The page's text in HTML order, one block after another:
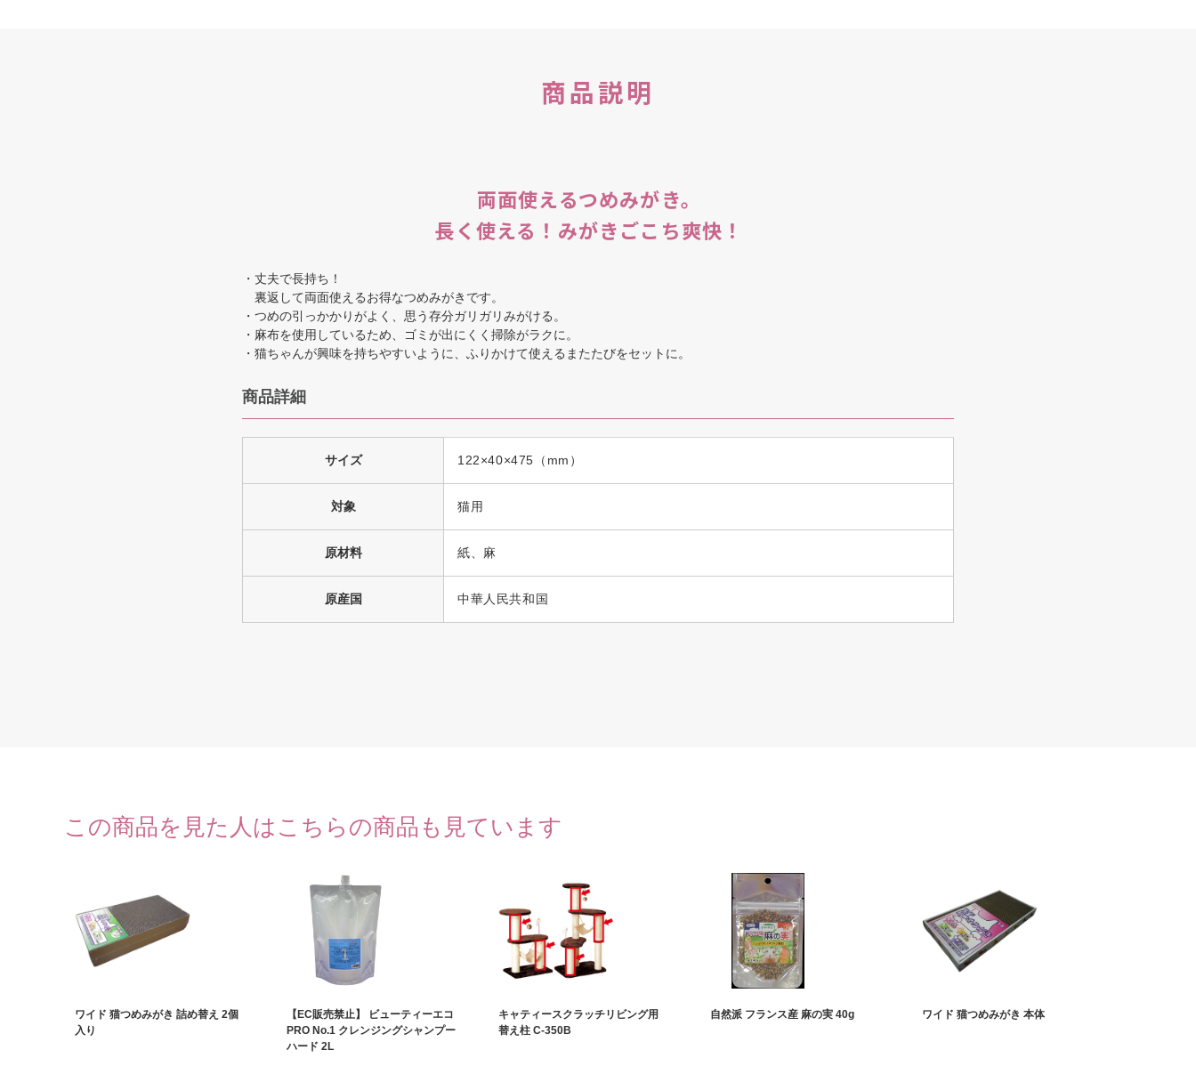
商品説明
両面使えるつめみがき。
長く使える！みがきごこち爽快！
・丈夫で長持ち！
裏返して両面使えるお得なつめみがきです。
・つめの引っかかりがよく、思う存分ガリガリみがける。
・麻布を使用しているため、ゴミが出にくく掃除がラクに。
・猫ちゃんが興味を持ちやすいように、ふりかけて使えるまたたびをセットに。
商品詳細
サイズ 122×40×475（mm）
対象 猫用
原材料 紙、麻
原産国 中華人民共和国
この商品を見た人はこちらの商品も見ています
ワイド 猫つめみがき 詰め替え 2個
入り
【EC販売禁止】 ビューティーエコ
PRO No.1 クレンジングシャンプー
ハード 2L
キャティースクラッチリビング用
替え柱 C-350B
自然派 フランス産 麻の実 40g ワイド 猫つめみがき 本体